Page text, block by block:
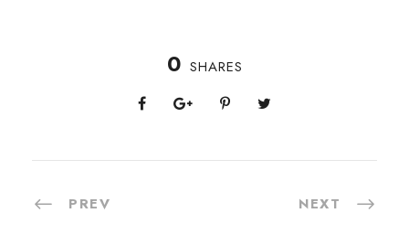
0 SHARES
PREV NEXT